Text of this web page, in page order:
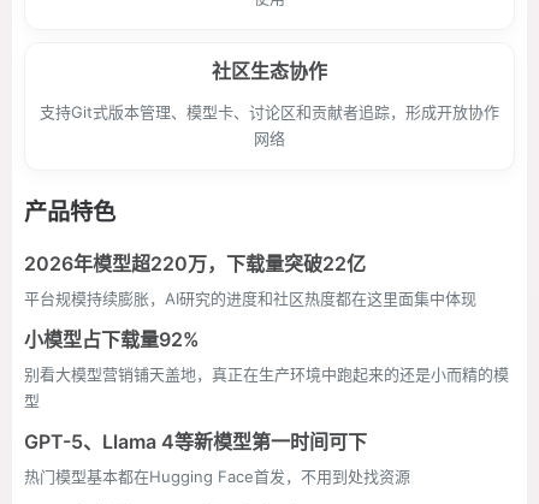
社区生态协作
支持Git式版本管理、模型卡、讨论区和贡献者追踪，形成开放协作
网络
产品特色
2026年模型超220万，下载量突破22亿
平台规模持续膨胀，AI研究的进度和社区热度都在这里面集中体现
小模型占下载量92%
别看大模型营销铺天盖地，真正在生产环境中跑起来的还是小而精的模
型
GPT-5、Llama 4等新模型第一时间可下
热门模型基本都在Hugging Face首发，不用到处找资源